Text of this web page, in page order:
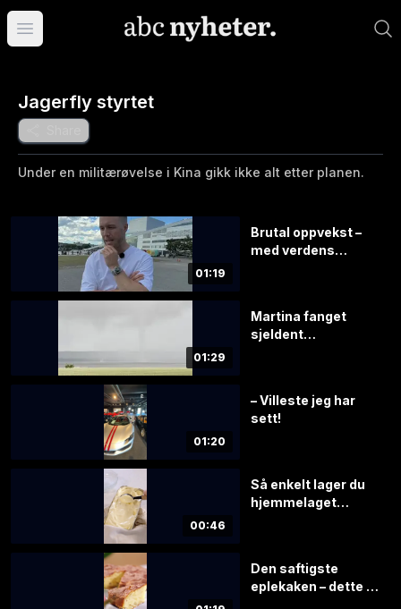
Åpne hovedmeny
Jagerfly styrtet
Under en militærøvelse i Kina gikk ikke alt etter planen.
01:19
Brutal oppvekst –
med verdens
01:29
Martina fanget
sjeldent
01:20
– Villeste jeg har
sett!
00:46
Så enkelt lager du
hjemmelaget
Den saftigste
eplekaken – dette er